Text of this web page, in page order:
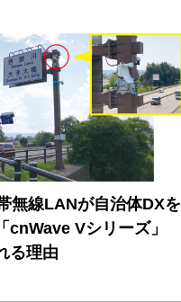
無線LANが自治体DXを
cnWave Vシリーズ」
る理由